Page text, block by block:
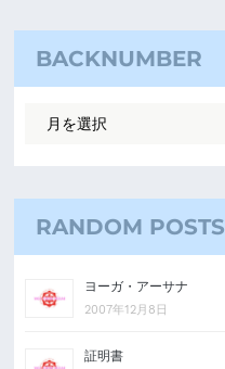
BACKNUMBER
RANDOM POSTS
ヨーガ・アーサナ
2007年12月8日
証明書